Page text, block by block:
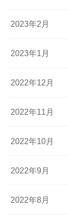
2023年2月
2023年1月
2022年12月
2022年11月
2022年10月
2022年9月
2022年8月